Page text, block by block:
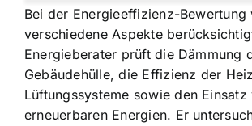
Bei der Energieeffizienz-Bewertung
verschiedene Aspekte
Energieberater prüft die Dämmung
Gebäudehülle, die Effizienz der
Lüftungssysteme sowie den Einsatz
erneuerbaren Energien. Er